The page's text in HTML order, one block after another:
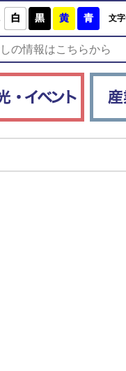
白 黒 黄 青文